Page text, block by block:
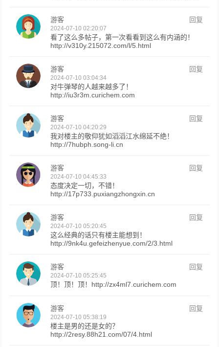
游客 回复
2024-07-10 02:20:07
看了这么多帖子，第一次看看到这么有内涵的！
http://v310y.215072.com/l/5.html
游客 回复
2024-07-10 03:04:34
对牛弹琴的人越来越多了！
http://iu3r3m.curichem.com
游客 回复
2024-07-10 04:20:29
我对楼主的敬仰犹如滔滔江水绵延不绝！
http://7hubph.song-li.cn
游客 回复
2024-07-10 04:45:33
态度决定一切，不错！
http://17p733.puxiangzhongxin.cn
游客 回复
2024-07-10 05:20:45
这么经典的话只有楼主能想到！
http://9nk4u.gefeizhenyue.com/2/3.html
游客 回复
2024-07-10 05:25:45
顶！顶！顶！http://zx4ml7.curichem.com
游客 回复
2024-07-10 05:38:19
楼主是男的还是女的？
http://2resy.88h21.com/07/4.html